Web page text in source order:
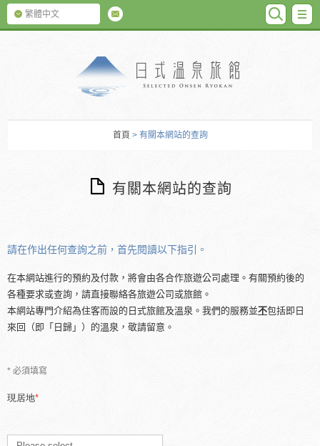
繁體中文
首頁 > 有關本網站的查詢
有關本網站的查詢
請在作出任何查詢之前，首先閱讀以下指引。
在本網站進行的預約及付款，將會由各合作旅遊公司處理。有關預約後的
各種要求或查詢，請直接聯絡各旅遊公司或旅館。
本網站專門介紹為住客而設的日式旅館及溫泉。我們的服務並不包括即日
來回（即「日歸」）的溫泉，敬請留意。
* 必須填寫
現居地*